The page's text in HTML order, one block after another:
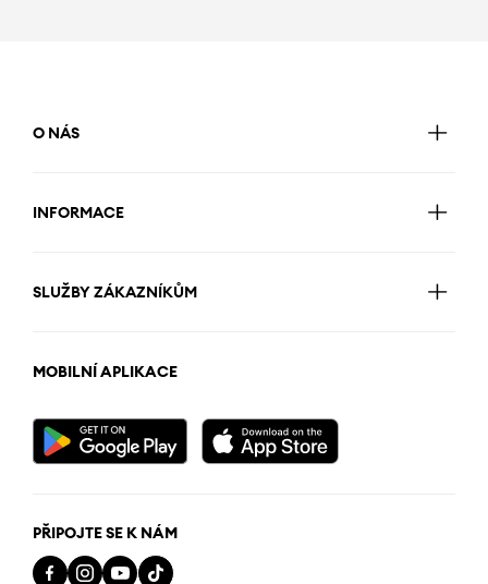
O NÁS
INFORMACE
SLUŽBY ZÁKAZNÍKŮM
MOBILNÍ APLIKACE
PŘIPOJTE SE K NÁM